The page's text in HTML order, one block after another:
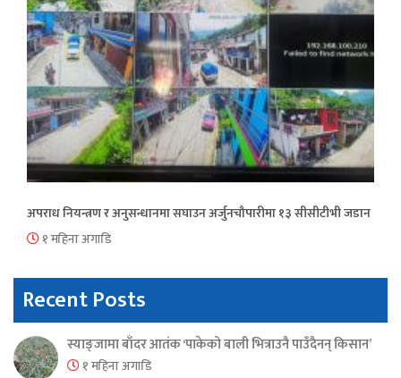
अपराध नियन्त्रण र अनुसन्धानमा सघाउन अर्जुनचौपारीमा १३ सीसीटीभी जडान
१ महिना अगाडि
Recent Posts
स्याङ्जामा बाँदर आतंक ‘पाकेको बाली भित्राउनै पाउँदैनन् किसान’
१ महिना अगाडि